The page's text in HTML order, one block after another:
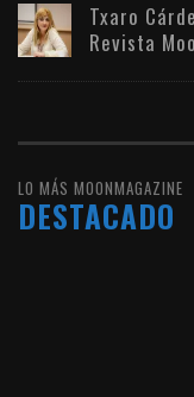
Txaro
Revista
LO MÁS MOONMAGAZINE
DESTACADO